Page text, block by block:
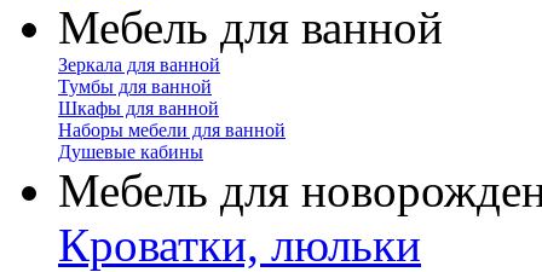
Мебель для ванной
Зеркала для ванной
Тумбы для ванной
Шкафы для ванной
Наборы мебели для ванной
Душевые кабины
Мебель для
Кроватки, люльки